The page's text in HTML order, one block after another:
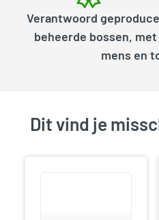
Verantwoord
beheerde bossen,
mens en
Dit vind je